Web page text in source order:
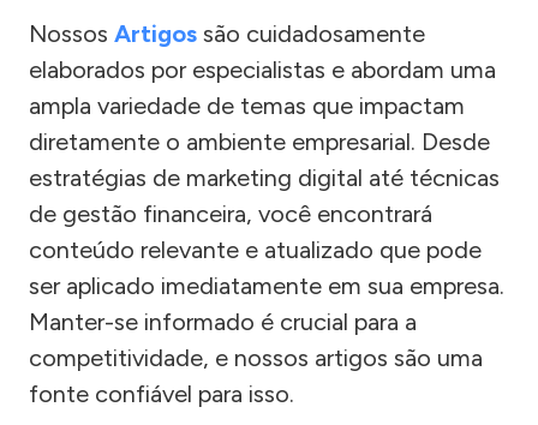
Nossos Artigos são cuidadosamente
elaborados por especialistas e abordam uma
ampla variedade de temas que impactam
diretamente o ambiente empresarial. Desde
estratégias de marketing digital até técnicas
de gestão financeira, você encontrará
conteúdo relevante e atualizado que pode
ser aplicado imediatamente em sua empresa.
Manter-se informado é crucial para a
competitividade, e nossos artigos são uma
fonte confiável para isso.